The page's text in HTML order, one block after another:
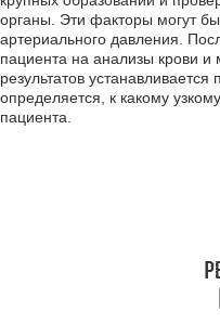
органы. Эти факторы могут
артериального давления.
пациента на анализы крови
результатов
определяется, к какому
пациента.